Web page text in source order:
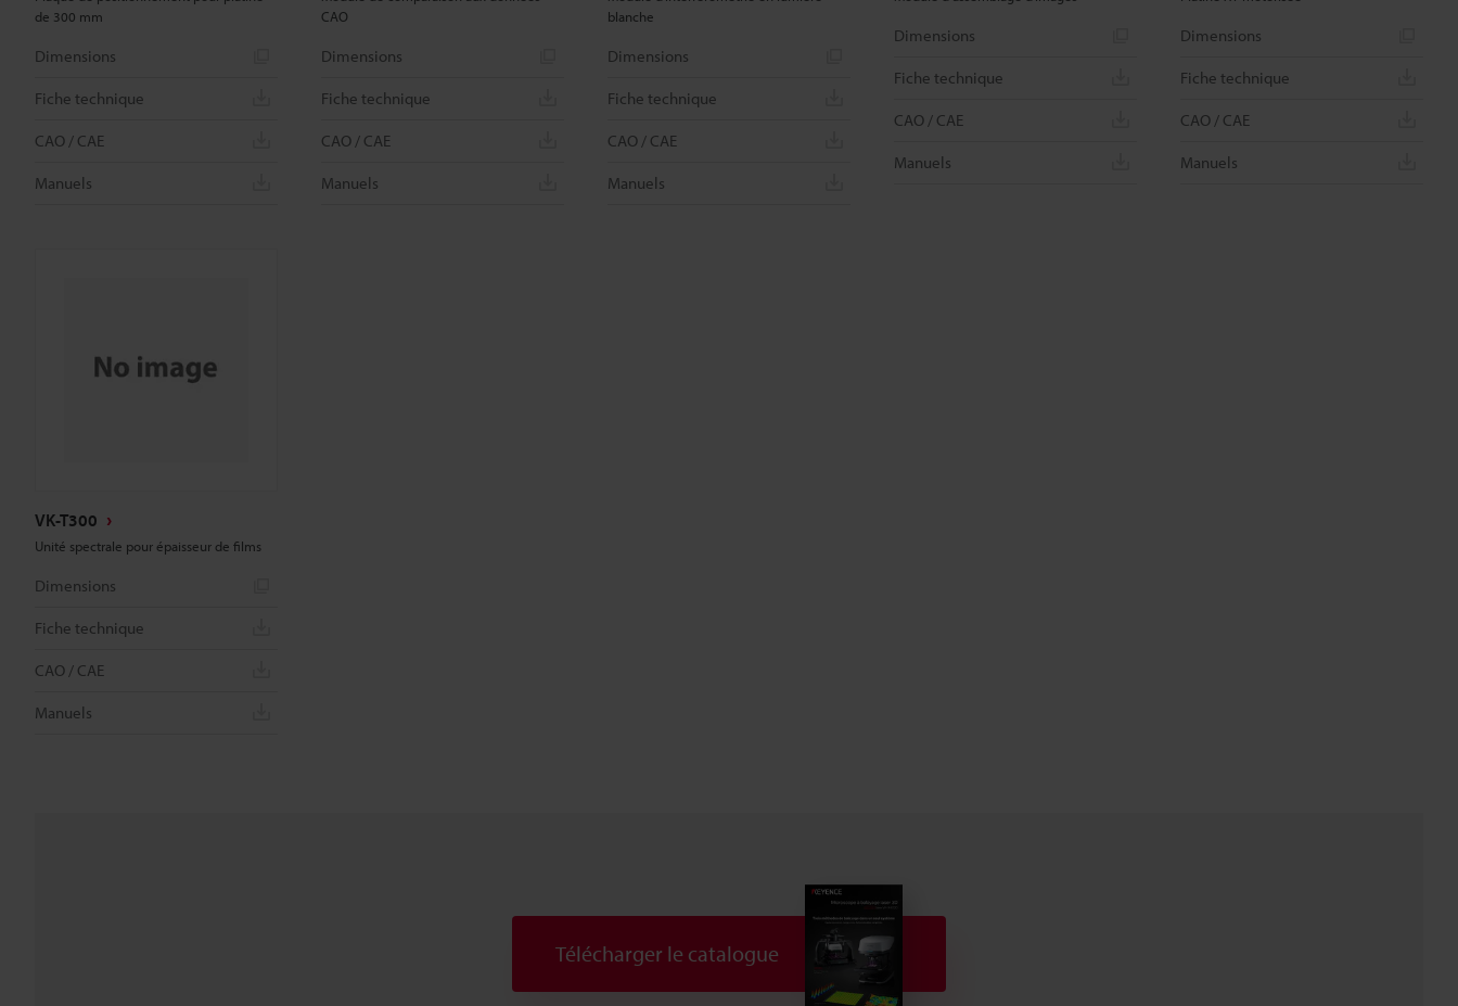
de 300 mm
Dimensions
Fiche technique
CAO / CAE
Manuels
CAO
Dimensions
Fiche technique
CAO / CAE
Manuels
blanche
Dimensions
Fiche technique
CAO / CAE
Manuels
Dimensions
Fiche technique
CAO / CAE
Manuels
Dimensions
Fiche technique
CAO / CAE
Manuels
VK-T300
Unité spectrale pour épaisseur de films
Dimensions
Fiche technique
CAO / CAE
Manuels
Télécharger le catalogue